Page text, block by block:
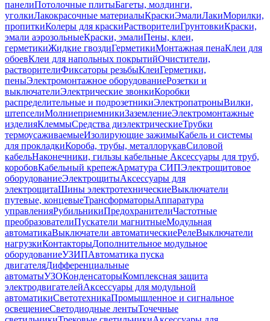
панелиПотолочные плитыБагеты, молдинги,
уголкиЛакокрасочные материалыКраскиЭмалиЛакиМорилки,
пропиткиКолеры для краскиРастворителиГрунтовкиКраски,
эмали аэрозольныеКраски, эмалиПены, клеи,
герметикиЖидкие гвоздиГерметикиМонтажная пенаКлеи для
обоевКлеи для напольных покрытийОчистители,
растворителиФиксаторы резьбыКлеиГерметики,
пеныЭлектромонтажное оборудованиеРозетки и
выключателиЭлектрические звонкиКоробки
распределительные и подрозетникиЭлектропатроныВилки,
штепселиМолниеприемникиЗаземлениеЭлектромонтажные
изделияКлеммыСредства диэлектрическиеТрубки
термоусаживаемыеИзолирующие зажимыКабель и системы
для прокладкиКороба, трубы, металлорукавСиловой
кабельНаконечники, гильзы кабельные Аксессуары для труб,
коробовКабельный крепежАрматура СИПЭлектрощитовое
оборудованиеЭлектрощитыАксессуары для
электрощитаШины электротехническиеВыключатели
путевые, концевыеТрансформаторыАппаратура
управленияРубильникиПредохранителиЧастотные
преобразователиПускатели магнитныеМодульная
автоматикаВыключатели автоматическиеРелеВыключатели
нагрузкиКонтакторыДополнительное модульное
оборудованиеУЗИПАвтоматика пуска
двигателяДифференциальные
автоматыУЗОКонденсаторыКомплексная защита
электродвигателейАксессуары для модульной
автоматикиСветотехникаПромышленное и сигнальное
освещениеСветодиодные лентыТочечные